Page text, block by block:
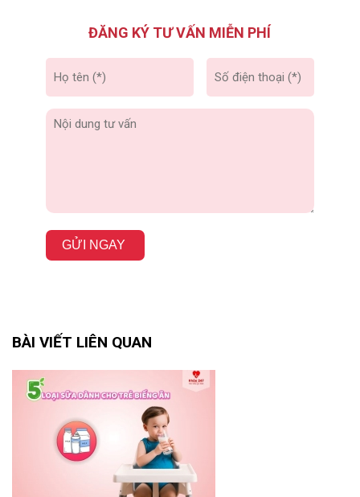
ĐĂNG KÝ TƯ VẤN MIỄN PHÍ
GỬI NGAY
BÀI VIẾT LIÊN QUAN